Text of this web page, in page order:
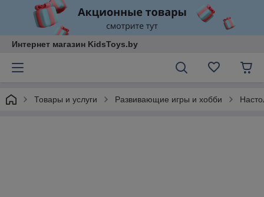
Интернет магазин KidsToys.by
Товары и услуги Развивающие игры и хобби